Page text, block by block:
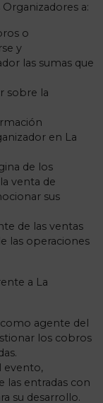
a:
o
y
las sumas que
sobre la
en La
de los
venta de
sus
de las ventas
las operaciones
a La
agente del
los cobros
evento,
las entradas con
su desarrollo.